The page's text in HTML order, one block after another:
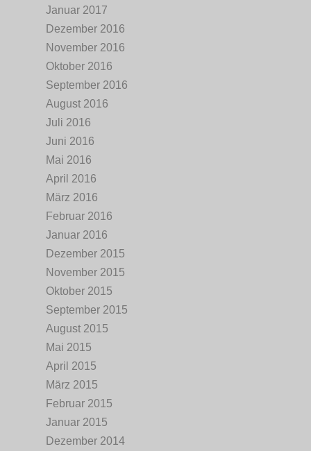
Januar 2017
Dezember 2016
November 2016
Oktober 2016
September 2016
August 2016
Juli 2016
Juni 2016
Mai 2016
April 2016
März 2016
Februar 2016
Januar 2016
Dezember 2015
November 2015
Oktober 2015
September 2015
August 2015
Mai 2015
April 2015
März 2015
Februar 2015
Januar 2015
Dezember 2014